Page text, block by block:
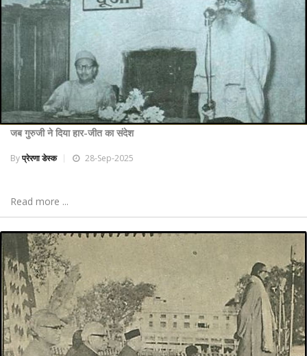
जब गुरुजी ने दिया हार-जीत का संदेश
Byप्रेरणा डेस्क 28-Sep-2025
Read more ...